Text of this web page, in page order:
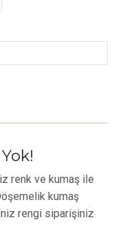
renk ve kumaş ile
kumaş
rengi siparişiniz